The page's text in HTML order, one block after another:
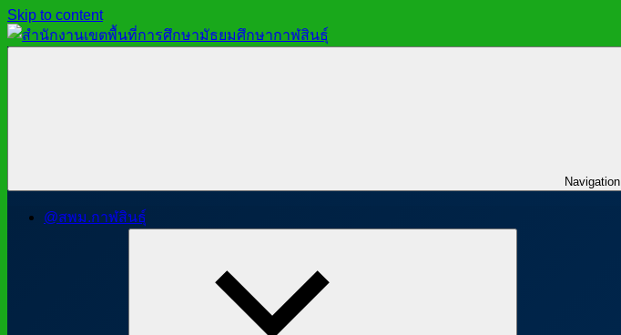
Skip to content
มัธยมศึกษา
กาฬสินธุ์
ศึกษา
มัธยมศึกษา
Navigation
@สพม.กาฬสินธุ์